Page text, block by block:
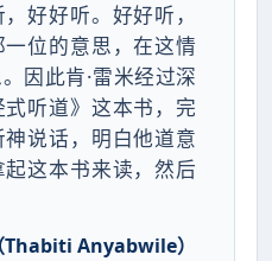
好好听。好好听，
位的意思，在这情
因此肯·雷米经过深
听道》这本书，完
说话，明白他道意
这本书来读，然后
Thabiti Anyabwile）